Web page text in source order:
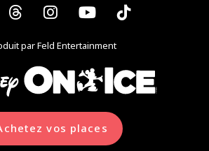
ThreadsInstagram
YouTubeTiktok
par Feld Entertainment
vos places